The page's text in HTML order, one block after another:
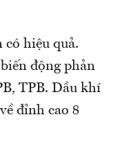
có hiệu quả.
động phản
TPB. Dầu khí
đỉnh cao 8